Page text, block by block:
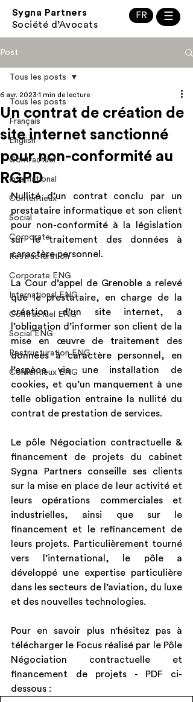
Sygna Partners
Société d’Avocats
FR ☰
Post
Tous les posts
Français
English
Contractuel
International
Contentieux
Social
Corporate
Restructuration
Corporate ENG
International ENG
Contractuel ENG
Social ENG
Restructuration ENG
Contentieux ENG
Tous les posts
Un contrat de création de
site internet sanctionné
pour non-conformité au
RGPD
6 avr. 2023 1 min de lecture
Nullité d’un contrat conclu par un
prestataire informatique et son client
pour non-conformité à la législation
sur le traitement des données à
caractère personnel.
La Cour d’appel de Grenoble a relevé
que le prestataire, en charge de la
création d’un site internet, a
l’obligation d’informer son client de la
mise en œuvre de traitement des
données à caractère personnel, en
l’espèce via une installation de
cookies, et qu’un manquement à une
telle obligation entraine la nullité du
contrat de prestation de services.
Le pôle Négociation contractuelle &
financement de projets du cabinet
Sygna Partners conseille ses clients
sur la mise en place de leur activité et
leurs opérations commerciales et
industrielles, ainsi que sur le
financement et le refinancement de
leurs projets. Particulièrement tourné
vers l’international, le pôle a
développé une expertise particulière
dans les secteurs de l’aviation, du luxe
et des nouvelles technologies.
Pour en savoir plus n'hésitez pas à
télécharger le Focus réalisé par le Pôle
Négociation contractuelle et
financement de projets - PDF ci-
dessous :